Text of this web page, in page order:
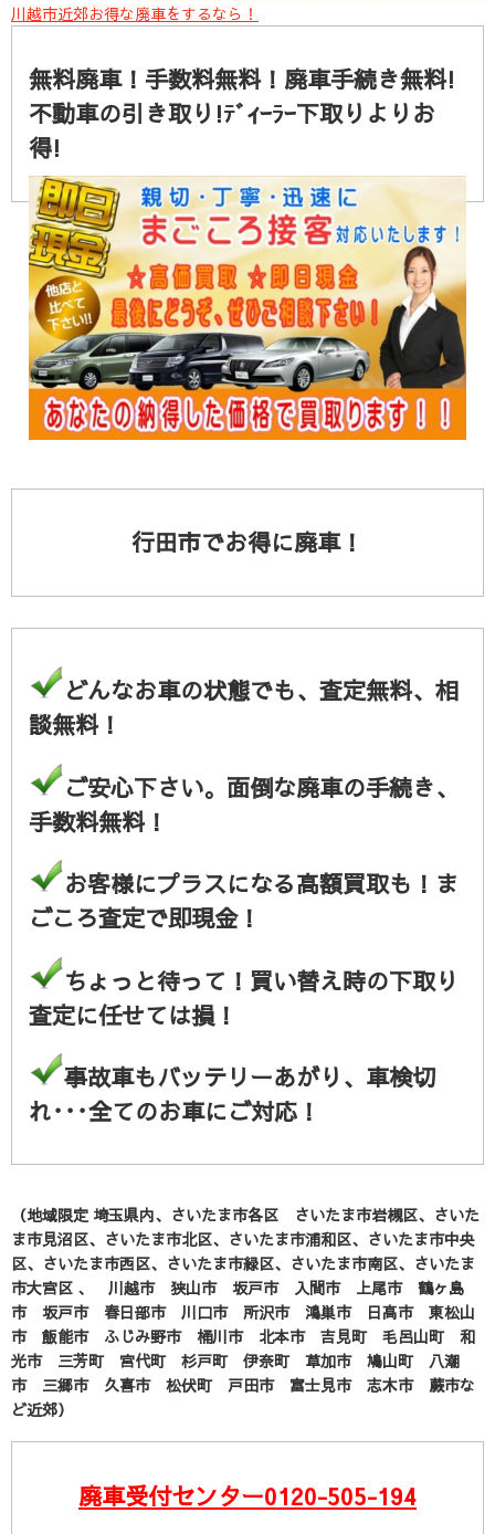
川越市近郊お得な廃車をするなら！
無料廃車！手数料無料！廃車手続き無料!
不動車の引き取り!ﾃﾞｨｰﾗｰ下取りよりお
得!
行田市でお得に廃車！
どんなお車の状態でも、査定無料、相
談無料！
ご安心下さい。面倒な廃車の手続き、
手数料無料！
お客様にプラスになる高額買取も！ま
ごころ査定で即現金！
ちょっと待って！買い替え時の下取り
査定に任せては損！
事故車もバッテリーあがり、車検切
れ･･･全てのお車にご対応！
（地域限定 埼玉県内、さいたま市各区 さいたま市岩槻区、さいた
ま市見沼区、さいたま市北区、さいたま市浦和区、さいたま市中央
区、さいたま市西区、さいたま市緑区、さいたま市南区、さいたま
市大宮区 、 川越市 狭山市 坂戸市 入間市 上尾市 鶴ヶ島
市 坂戸市 春日部市 川口市 所沢市 鴻巣市 日高市 東松山
市 飯能市 ふじみ野市 桶川市 北本市 吉見町 毛呂山町 和
光市 三芳町 宮代町 杉戸町 伊奈町 草加市 鳩山町 八潮
市 三郷市 久喜市 松伏町 戸田市 富士見市 志木市 蕨市な
ど近郊）
廃車受付センター0120-505-194